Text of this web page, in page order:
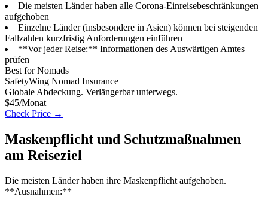
Die meisten Länder haben alle Corona-Einreisebeschränkungen
aufgehoben
Einzelne Länder (insbesondere in Asien) können bei steigenden
Fallzahlen kurzfristig Anforderungen einführen
**Vor jeder Reise:** Informationen des Auswärtigen Amtes
prüfen
Best for Nomads
SafetyWing Nomad Insurance
Globale Abdeckung. Verlängerbar unterwegs.
$45/Monat
Check Price →
Maskenpflicht und Schutzmaßnahmen
am Reiseziel
Die meisten Länder haben ihre Maskenpflicht aufgehoben.
**Ausnahmen:**